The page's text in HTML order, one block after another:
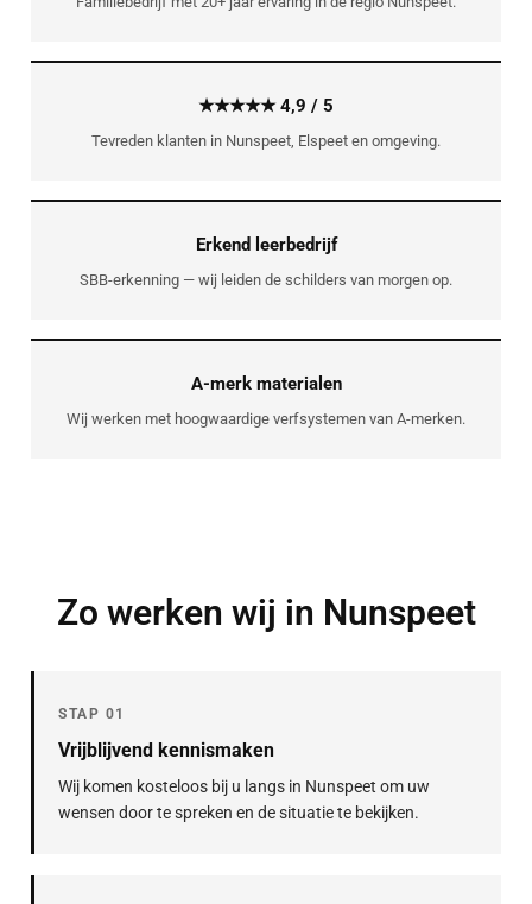
★★★★★ 4,9 / 5
Tevreden klanten in Nunspeet, Elspeet en omgeving.
Erkend leerbedrijf
SBB-erkenning — wij leiden de schilders van morgen op.
A-merk materialen
Wij werken met hoogwaardige verfsystemen van A-merken.
Zo werken wij in Nunspeet
STAP 01
Vrijblijvend kennismaken
Wij komen kosteloos bij u langs in Nunspeet om uw
wensen door te spreken en de situatie te bekijken.